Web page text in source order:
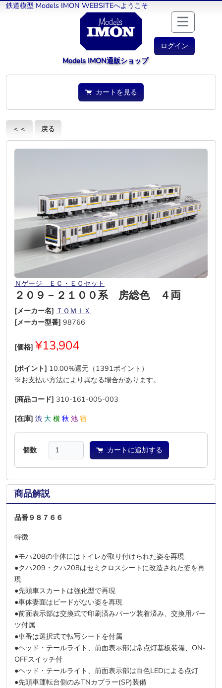
鉄道模型 Models IMON WEBSITEへようこそ
ログイン
Models IMON通販ショップ
カートを見る
＜＜ 戻る
Ｎゲージ ＥＣ・ＥＣセット
２０９－２１００系 房総色 ４両
[メーカー名] ＴＯＭＩＸ
[メーカー型番] 98766
[価格] ¥13,904
[ポイント] 10.00%還元（1391ポイント）
※お支払い方法により異なる場合があります。
[商品コード] 310-161-005-003
[在庫] 渋 大 横 秋 池 宿
個数 カートに追加する
商品解説
品番９８７６６
特徴
●モハ208の車体にはトイレが取り付けられた姿を再現
●クハ209・クハ208はセミクロスシートに改造された姿を再
現
●先頭車スカートは強化型で再現
●車体妻面はビードがない姿を再現
●前面表示部は交換式で印刷済みパーツ装着済み、交換用パー
ツ付属
●車番は選択式で転写シートを付属
●ヘッド・テールライト、前面表示部は常点灯基板装備、ON-
OFFスイッチ付
●ヘッド・テールライト、前面表示部は白色LEDによる点灯
●先頭車運転台側のみTNカプラー(SP)装備